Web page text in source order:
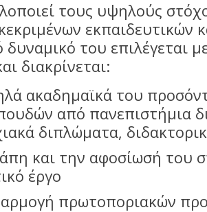
τους υψηλούς
εκπαιδευτικών
δυναμικό του επιλέγεται
διακρίνεται:
ακαδημαϊκά του
από πανεπιστήμια
διπλώματα,
και την αφοσίωσή του
έργο
πρωτοποριακών